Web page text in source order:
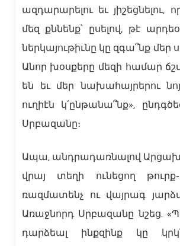
ազդարարելու եւ յիշեցնելու,
մեզ քննենք՝ ըսելով, թէ
ներկայութիւնը կը զգա՞նք մեր
Անոր խօսքերը մեզի համար
են եւ մեր նախահայրերու
ուղիէն կ՛ընթանա՞նք»,
Սրբազանը։
Ապա, անդրադառնալով
վրայ տեղի ունեցող
ռազմատենչ ու վայրագ
Առաջնորդ Սրբազանը նշեց.
դարձեալ ինքզինք կը